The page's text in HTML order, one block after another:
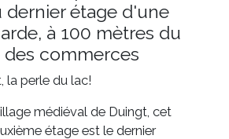
dernier étage d'une
à 100 mètres du
commerces
la perle du lac!
médiéval de Duingt, cet
étage est le dernier